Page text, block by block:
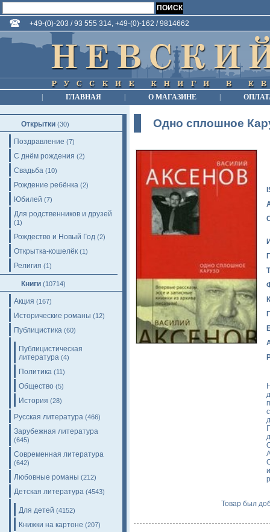
+49-(0)-203 / 93 555 314, +49-(0)-162 / 9814662
ГЛАВНАЯ О МАГАЗИНЕ
Открытки (30)
Поздравление (7)
С днём рождения (2)
Свадьба (10)
Рождение ребёнка (2)
Юбилей (7)
Для родственников и друзей
(1)
Рождество и Новый Год (2)
Открытка-кошелёк (1)
Религия (1)
Книги (10714)
Акция (167)
Исторические романы (12)
Публицистика (60)
Публицистическая
литература (4)
Политика (11)
Общество (5)
История (28)
Русская литература (466)
Зарубежная литература
(645)
Современная литература
(642)
Любовные романы (212)
Детская литература (4543)
Для детей (4152)
Книжки на картоне (207)
Одно сплошное
Товар был